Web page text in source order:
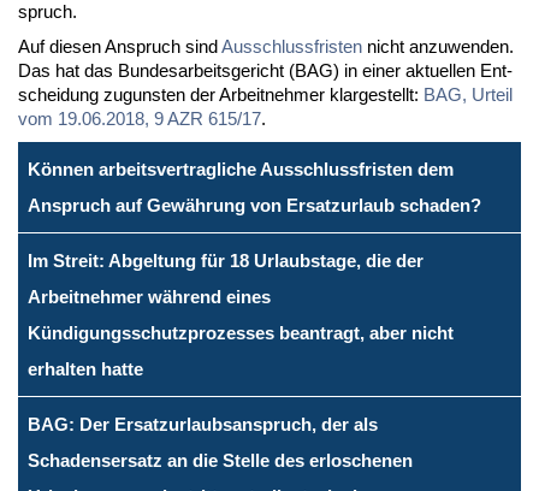
spruch.
Auf die­sen An­spruch sindAus­schluss­fris­ten nicht an­zu­wen­den.
Das hat das Bun­des­ar­beits­ge­richt (BAG) in ei­ner ak­tu­el­len Ent­
schei­dung zu­guns­ten der Ar­beit­neh­mer klar­ge­stellt: BAG, Ur­teil
vom 19.06.2018, 9 AZR 615/17.
Können arbeitsvertragliche Ausschlussfristen dem
Anspruch auf Gewährung von Ersatzurlaub schaden?
Im Streit: Abgeltung für 18 Urlaubstage, die der
Arbeitnehmer während eines
Kündigungsschutzprozesses beantragt, aber nicht
erhalten hatte
BAG: Der Ersatzurlaubsanspruch, der als
Schadensersatz an die Stelle des erloschenen